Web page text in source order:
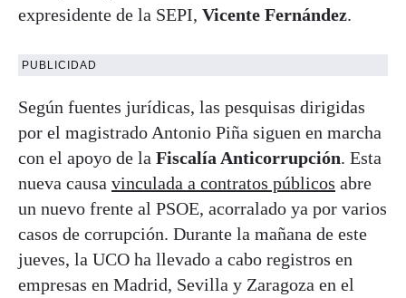
expresidente de la SEPI, Vicente Fernández.
PUBLICIDAD
Según fuentes jurídicas, las pesquisas dirigidas
por el magistrado Antonio Piña siguen en marcha
con el apoyo de la Fiscalía Anticorrupción. Esta
nueva causa vinculada a contratos públicos abre
un nuevo frente al PSOE, acorralado ya por varios
casos de corrupción. Durante la mañana de este
jueves, la UCO ha llevado a cabo registros en
empresas en Madrid, Sevilla y Zaragoza en el